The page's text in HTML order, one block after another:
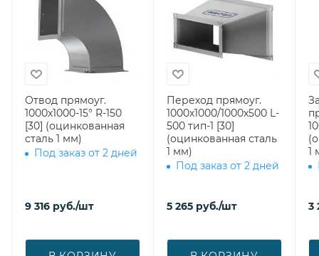
Отвод прямоуг.
1000х1000-15° R-150
[30] (оцинкованная
сталь 1 мм)
Под заказ от 2 дней
9 316 руб./шт
Переход прямоуг.
1000х1000/1000х500 L-
500 тип-1 [30]
(оцинкованная сталь
1 мм)
Под заказ от 2 дней
5 265 руб./шт
1
3